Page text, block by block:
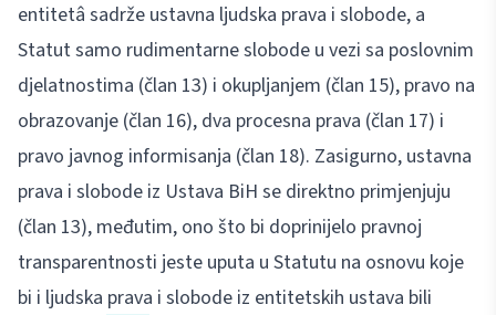
entitetâ sadrže ustavna ljudska prava i slobode, a
Statut samo rudimentarne slobode u vezi sa poslovnim
djelatnostima (član 13) i okupljanjem (član 15), pravo na
obrazovanje (član 16), dva procesna prava (član 17) i
pravo javnog informisanja (član 18). Zasigurno, ustavna
prava i slobode iz Ustava BiH se direktno primjenjuju
(član 13), međutim, ono što bi doprinijelo pravnoj
transparentnosti jeste uputa u Statutu na osnovu koje
bi i ljudska prava i slobode iz entitetskih ustava bili